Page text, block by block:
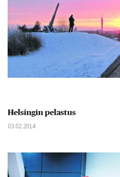
Helsingin pelastus
03.02.2014